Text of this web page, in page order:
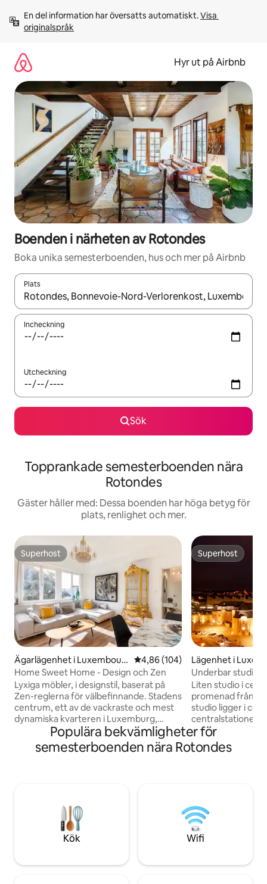
innehåll
En del information har översatts automatiskt. Visa
originalspråk
Hyr ut på Airbnb
Boenden i närheten av Rotondes
Boka unika semesterboenden, hus och mer på Airbnb
Plats
När resultaten är tillgängliga kan du navigera med upp- och
Incheckning
Utcheckning
Sök
Topprankade semesterboenden nära
Rotondes
Gäster håller med: Dessa boenden har höga betyg för
plats, renlighet och mer.
Superhost
Superhost
Ägarlägenhet i Luxembour
g
4,86 av 5 i genomsnittligt
4,86 (104)
Home Sweet Home - Design och Zen
Lyxiga möbler, i designstil, baserat på
Zen-reglerna för välbefinnande. Stadens
centrum, ett av de vackraste och mest
dynamiska kvarteren i Luxemburg,
torget i Paris. Lägenheten är utrustad
med alla bekvämligheter och
extrautrustning som behövs för att
stadskärnan. Oavsett om du letar efter
arbete eller semester, kommer din
lägenhet att ge all den komfort som
behövs för stora minnen.
Superhost
Superhost
Lägenhet i
Underbar
centrum nära
Liten studio i
promenad från
studio ligger i
centralstationen,
till monumenten
har du: 1)
hög kvalitet i
Andra butiker: klädbutiker, apotek,
librairies och
Populära bekvämligheter för
semesterboenden nära Rotondes
Kök Wifi